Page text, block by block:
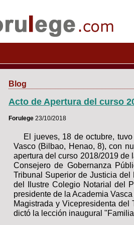
Blog
Acto de Apertura del curso
Forulege 23/10/2018
El jueves, 18 de octubre,
Vasco (Bilbao, Henao, 8), con
apertura del curso 2018/2019 de
Consejero de Gobernanza
Tribunal Superior de Justicia
del Ilustre Colegio Notarial del
presidente de la Academia
Magistrada y Vicepresidenta
dictó la lección inaugural